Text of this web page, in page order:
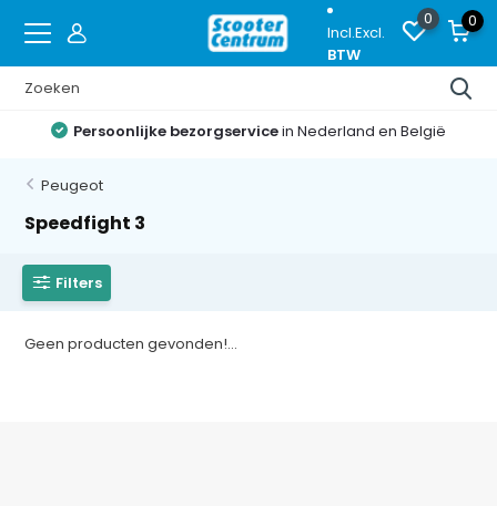
Incl.Excl.
BTW
0 0
Persoonlijke bezorgservicein Nederland en België
Peugeot
Speedfight 3
Filters
Geen producten gevonden!...